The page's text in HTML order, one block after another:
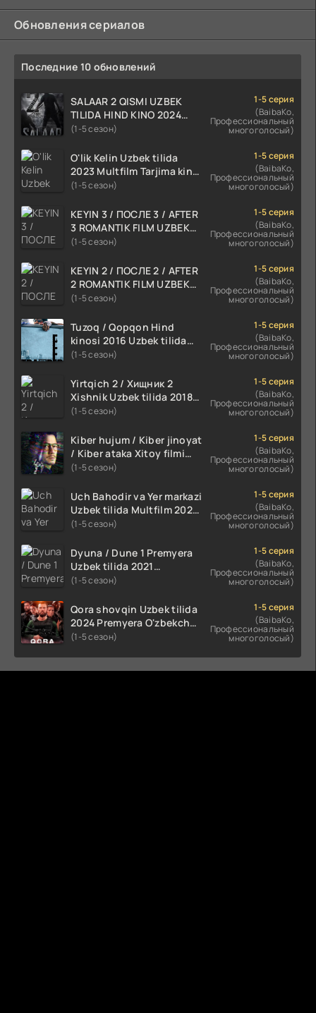
Обновления сериалов
Последние 10 обновлений
SALAAR 2 QISMI UZBEK
TILIDA HIND KINO 2024
TARJIMA 720p HD Skachat
(1-5 сезон)
1-5 серия
(BaibaKo,
Профессиональный
многоголосый)
O'lik Kelin Uzbek tilida
2023 Multfilm Tarjima kino
skachat
(1-5 сезон)
1-5 серия
(BaibaKo,
Профессиональный
многоголосый)
KEYIN 3 / ПОСЛЕ 3 / AFTER
3 ROMANTIK FILM UZBEK
TILIDA 2021 TARJIMA FILM
(1-5 сезон)
1-5 серия
(BaibaKo,
Профессиональный
многоголосый)
KEYIN 2 / ПОСЛЕ 2 / AFTER
2 ROMANTIK FILM UZBEK
TILIDA 2020 TARJIMA FILM
(1-5 сезон)
1-5 серия
(BaibaKo,
Профессиональный
многоголосый)
Tuzoq / Qopqon Hind
kinosi 2016 Uzbek tilida
tarjima film HD
(1-5 сезон)
1-5 серия
(BaibaKo,
Профессиональный
многоголосый)
Yirtqich 2 / Хищник 2
Xishnik Uzbek tilida 2018-
2024 O'zbekcha tarjima
(1-5 сезон)
1-5 серия
(BaibaKo,
Профессиональный
многоголосый)
Kiber hujum / Kiber jinoyat
/ Kiber ataka Xitoy filmi
Uzbek tilida O'zbekcha
HD skachat
(1-5 сезон)
1-5 серия
(BaibaKo,
Профессиональный
многоголосый)
Uch Bahodir va Yer markazi
Uzbek tilida Multfilm 2025
tarjima HD skachat
(1-5 сезон)
1-5 серия
(BaibaKo,
Профессиональный
многоголосый)
Dyuna / Dune 1 Premyera
Uzbek tilida 2021
O'zbekcha tarjima kino HD
(1-5 сезон)
1-5 серия
(BaibaKo,
Профессиональный
многоголосый)
Qora shovqin Uzbek tilida
2024 Premyera O'zbekcha
tarjima kino HD skachat
(1-5 сезон)
1-5 серия
(BaibaKo,
Профессиональный
многоголосый)